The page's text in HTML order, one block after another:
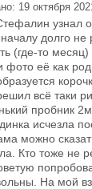
19 октября
узнал
долго не
(где-то
фото её как
всё таки
пробник
исчезла
можно
Кто тоже не
На мой